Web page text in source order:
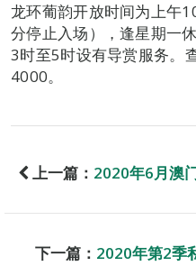
龙环葡韵开放时间为上午
分停止入场），逢星期一
3时至5时设有导赏服务。
4000。
上一篇： 2020年6月澳
下一篇： 2020年第2季